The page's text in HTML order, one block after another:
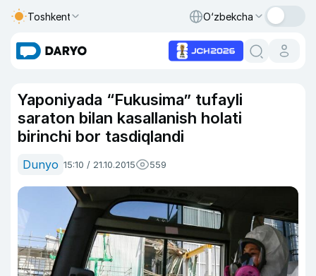
Toshkent O‘zbekcha
Yaponiyada “Fukusima” tufayli
saraton bilan kasallanish holati
birinchi bor tasdiqlandi
Dunyo 15:10 / 21.10.2015 559